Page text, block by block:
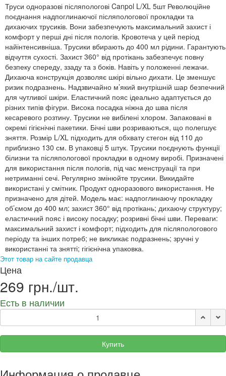
Труси одноразові післяпологові Canpol L/XL 5шт Революційне
поєднання надпоглинаючої післяпологової прокладки та
дихаючих трусиків. Вони забезпечують максимальний захист і
комфорт у перші дні після пологів. Кровотеча у цей період
найінтенсивніша. Трусики вбирають до 400 мл рідини. Гарантують
відчуття сухості. Захист 360° від протікань забезпечує повну
безпеку спереду, ззаду та з боків. Навіть у положенні лежачи.
Дихаюча конструкція дозволяє шкірі вільно дихати. Це зменшує
ризик подразнень. Надзвичайно м’який внутрішній шар безпечний
для чутливої шкіри. Еластичний пояс ідеально адаптується до
різних типів фігури. Висока посадка ніжна до шва після
кесаревого розтину. Трусики не вибілені хлором. Запаковані в
окремі гігієнічні пакетики. Бічні шви розриваються, що полегшує
зняття. Розмір L/XL підходить для обхвату стегон від 110 до
приблизно 130 см. В упаковці 5 штук. Трусики поєднують функції
білизни та післяпологової прокладки в одному виробі. Призначені
для використання після пологів, під час менструації та при
нетриманні сечі. Регулярно змінюйте трусики. Викидайте
використані у смітник. Продукт одноразового використання. Не
призначено для дітей. Модель має: надпоглинаючу прокладку
об’ємом до 400 мл; захист 360° від протікань; дихаючу структуру;
еластичний пояс і високу посадку; розривні бічні шви. Переваги:
максимальний захист і комфорт; підходить для післяпологового
періоду та інших потреб; не викликає подразнень; зручні у
використанні та знятті; гігієнічна упаковка.
Этот товар на сайте продавца
Цена
269 грн./шт.
Есть в наличии
Купить